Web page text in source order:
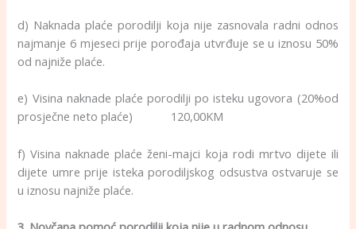
d) Naknada plaće porodilji koja nije zasnovala radni odnos
najmanje 6 mjeseci prije porođaja utvrđuje se u iznosu 50%
od najniže plaće.
e) Visina naknade plaće porodilji po isteku ugovora (20%od
prosječne neto plaće) 120,00KM
f) Visina naknade plaće ženi-majci koja rodi mrtvo dijete ili
dijete umre prije isteka porodiljskog odsustva ostvaruje se
u iznosu najniže plaće.